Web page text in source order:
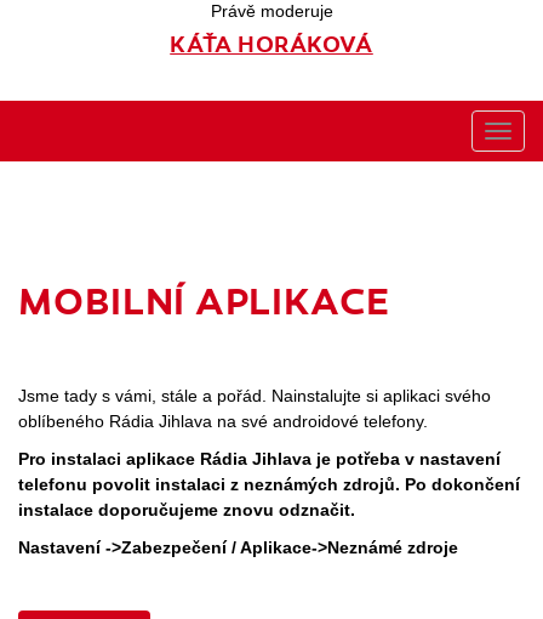
Právě moderuje
KÁŤA HORÁKOVÁ
MOBILNÍ APLIKACE
Jsme tady s vámi, stále a pořád. Nainstalujte si aplikaci svého
oblíbeného Rádia Jihlava na své androidové telefony.
Pro instalaci aplikace Rádia Jihlava je potřeba v nastavení
telefonu povolit instalaci z neznámých zdrojů. Po dokončení
instalace doporučujeme znovu odznačit.
Nastavení ->Zabezpečení / Aplikace->Neznámé zdroje